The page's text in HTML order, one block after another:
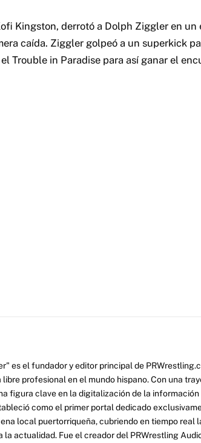
Kingston, derrotó a Dolph Ziggler en
caída. Ziggler golpeó a un superkick
Trouble in Paradise para así ganar el
es el fundador y editor principal de
profesional en el mundo hispano. Con una
figura clave en la digitalización de la
como el primer portal dedicado
local puertorriqueña, cubriendo en tiempo real
la actualidad. Fue el creador del PRWrestling